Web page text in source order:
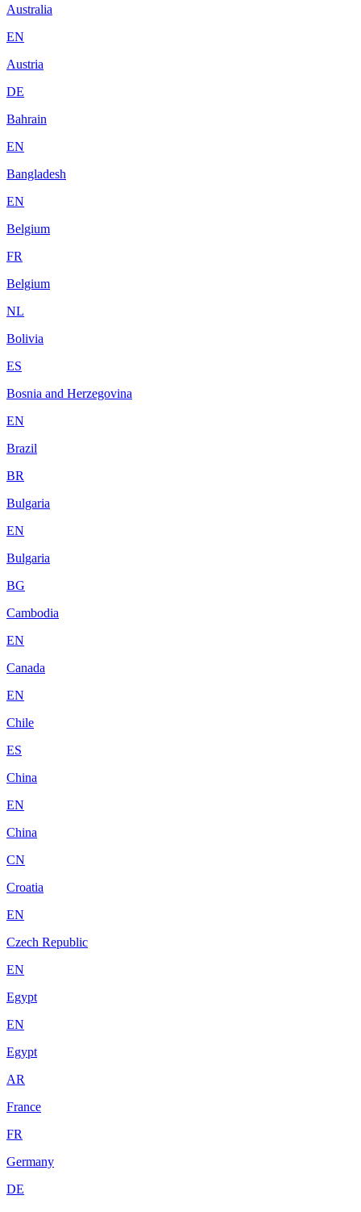
Australia
EN
Austria
DE
Bahrain
EN
Bangladesh
EN
Belgium
FR
Belgium
NL
Bolivia
ES
Bosnia and Herzegovina
EN
Brazil
BR
Bulgaria
EN
Bulgaria
BG
Cambodia
EN
Canada
EN
Chile
ES
China
EN
China
CN
Croatia
EN
Czech Republic
EN
Egypt
EN
Egypt
AR
France
FR
Germany
DE